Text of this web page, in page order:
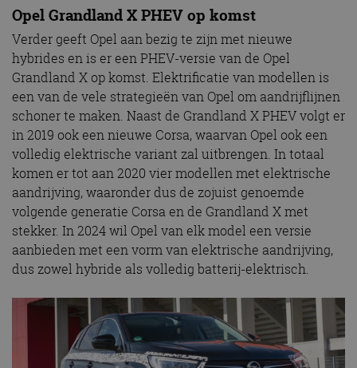
Opel Grandland X PHEV op komst
Verder geeft Opel aan bezig te zijn met nieuwe
hybrides en is er een PHEV-versie van de Opel
Grandland X op komst. Elektrificatie van modellen is
een van de vele strategieën van Opel om aandrijflijnen
schoner te maken. Naast de Grandland X PHEV volgt er
in 2019 ook een nieuwe Corsa, waarvan Opel ook een
volledig elektrische variant zal uitbrengen. In totaal
komen er tot aan 2020 vier modellen met elektrische
aandrijving, waaronder dus de zojuist genoemde
volgende generatie Corsa en de Grandland X met
stekker. In 2024 wil Opel van elk model een versie
aanbieden met een vorm van elektrische aandrijving,
dus zowel hybride als volledig batterij-elektrisch.